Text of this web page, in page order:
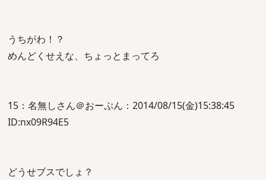
うちがわ！？
めんどくせえな、ちょっとまってろ
15：名無しさん＠おーぷん：2014/08/15(金)15:38:45
ID:nx09R94E5
どうせブスでしょ？